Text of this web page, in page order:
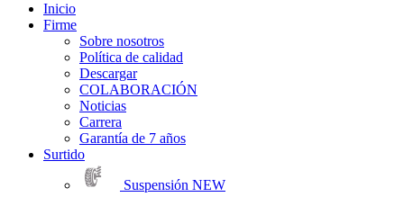
Inicio
Firme
Sobre nosotros
Política de calidad
Descargar
COLABORACIÓN
Noticias
Carrera
Garantía de 7 años
Surtido
Suspensión NEW